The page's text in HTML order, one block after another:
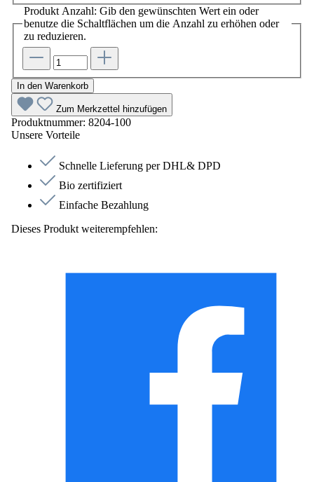
Produkt Anzahl: Gib den gewünschten Wert ein oder
benutze die Schaltflächen um die Anzahl zu erhöhen oder
zu reduzieren.
In den Warenkorb
Zum Merkzettel hinzufügen
Produktnummer: 8204-100
Unsere Vorteile
Schnelle Lieferung per DHL& DPD
Bio zertifiziert
Einfache Bezahlung
Dieses Produkt weiterempfehlen: